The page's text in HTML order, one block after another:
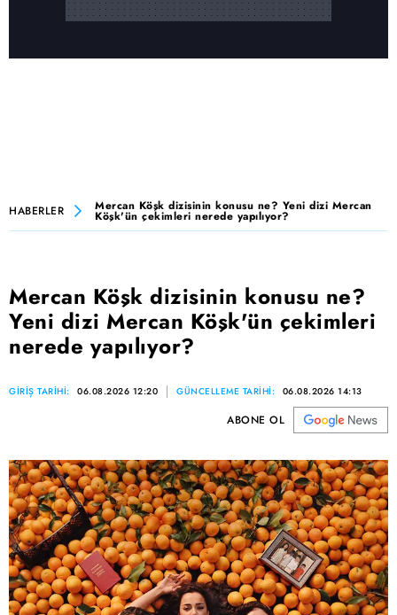
HABERLER Mercan Köşk dizisinin konusu ne? Yeni dizi Mercan
Köşk'ün çekimleri nerede yapılıyor?
Mercan Köşk dizisinin konusu ne?
Yeni dizi Mercan Köşk'ün çekimleri
nerede yapılıyor?
GİRİŞ TARİHİ: 06.08.2026 12:20 GÜNCELLEME TARİHİ: 06.08.2026 14:13
ABONE OL